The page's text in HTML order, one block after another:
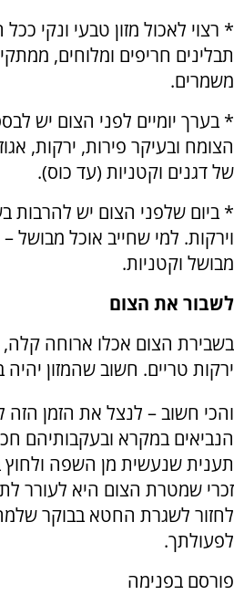
* רצוי לאכול מזון טבעי ונקי
תבלינים חריפים ומלוחים,
משמרים.
* בערך יומיים לפני הצום יש
הצומח ובעיקר פירות, ירקות,
של דגנים וקטניות (עד כוס).
* ביום שלפני הצום יש להרבות
וירקות. למי שחייב אוכל
מבושל וקטניות.
לשבור את הצום
בשבירת הצום אכלו ארוחה קלה,
ירקות טריים. חשוב שהמזון
והכי חשוב – לנצל את הזמן
הנביאים במקרא ובעקבותיהם
תענית שנעשית מן השפה ולחוץ
זכרי שמטרת הצום היא לעורר
לחזור לשגרת החטא בבוקר
לפעולתך.
פורסם בפנימה